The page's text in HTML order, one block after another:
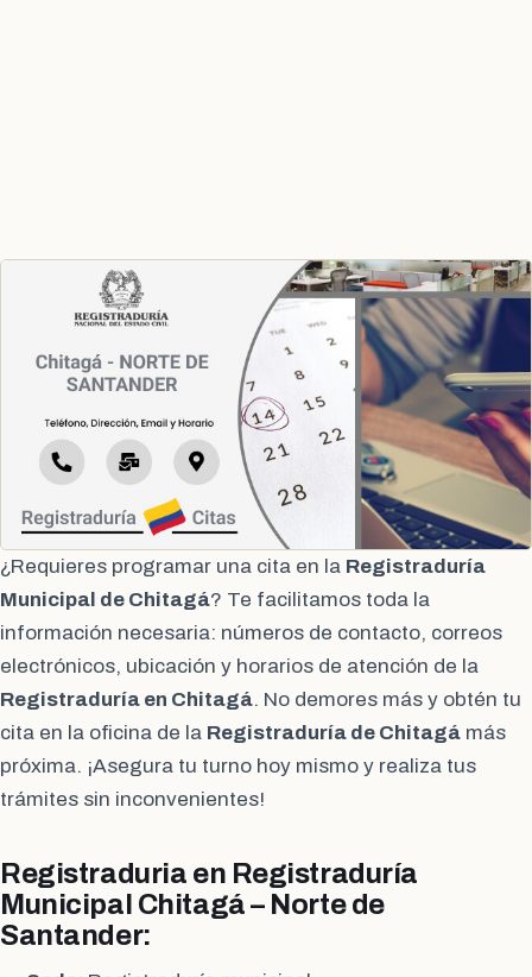
¿Requieres programar una cita en la Registraduría
Municipal de Chitagá? Te facilitamos toda la
información necesaria: números de contacto, correos
electrónicos, ubicación y horarios de atención de la
Registraduría en Chitagá. No demores más y obtén tu
cita en la oficina de la Registraduría de Chitagá más
próxima. ¡Asegura tu turno hoy mismo y realiza tus
trámites sin inconvenientes!
Registraduria en Registraduría
Municipal Chitagá – Norte de
Santander: